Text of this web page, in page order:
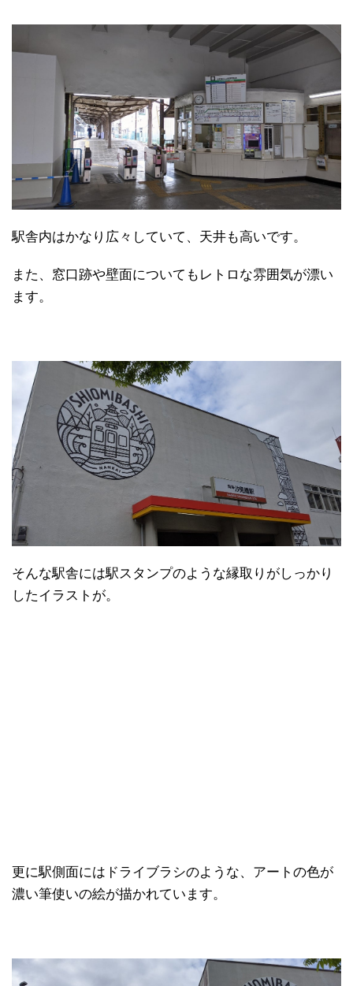
駅舎内はかなり広々していて、天井も高いです。
また、窓口跡や壁面についてもレトロな雰囲気が漂い
ます。
そんな駅舎には駅スタンプのような縁取りがしっかり
したイラストが。
更に駅側面にはドライブラシのような、アートの色が
濃い筆使いの絵が描かれています。